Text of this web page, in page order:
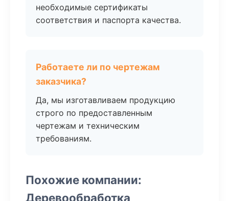
необходимые сертификаты
соответствия и паспорта качества.
Работаете ли по чертежам
заказчика?
Да, мы изготавливаем продукцию
строго по предоставленным
чертежам и техническим
требованиям.
Похожие компании:
Деревообработка